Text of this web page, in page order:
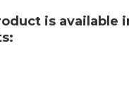
is available